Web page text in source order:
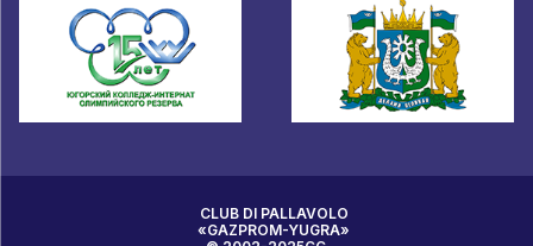
CLUB DI PALLAVOLO
«GAZPROM-YUGRA»